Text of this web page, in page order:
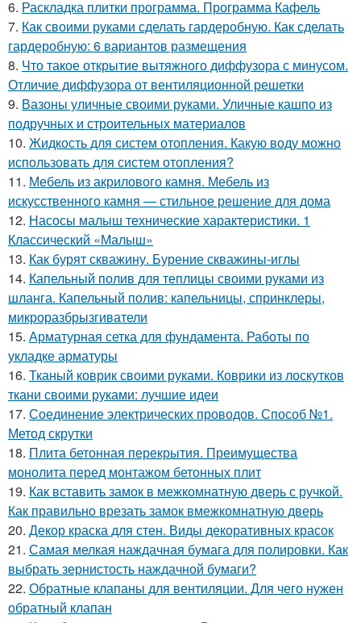
6. Раскладка плитки программа. Программа Кафель
7. Как своими руками сделать гардеробную. Как сделать
гардеробную: 6 вариантов размещения
8. Что такое открытие вытяжного диффузора с минусом.
Отличие диффузора от вентиляционной решетки
9. Вазоны уличные своими руками. Уличные кашпо из
подручных и строительных материалов
10. Жидкость для систем отопления. Какую воду можно
использовать для систем отопления?
11. Мебель из акрилового камня. Мебель из
искусственного камня — стильное решение для дома
12. Насосы малыш технические характеристики. 1
Классический «Малыш»
13. Как бурят скважину. Бурение скважины-иглы
14. Капельный полив для теплицы своими руками из
шланга. Капельный полив: капельницы, спринклеры,
микроразбрызгиватели
15. Арматурная сетка для фундамента. Работы по
укладке арматуры
16. Тканый коврик своими руками. Коврики из лоскутков
ткани своими руками: лучшие идеи
17. Соединение электрических проводов. Способ №1.
Метод скрутки
18. Плита бетонная перекрытия. Преимущества
монолита перед монтажом бетонных плит
19. Как вставить замок в межкомнатную дверь с ручкой.
Как правильно врезать замок вмежкомнатную дверь
20. Декор краска для стен. Виды декоративных красок
21. Самая мелкая наждачная бумага для полировки. Как
выбрать зернистость наждачной бумаги?
22. Обратные клапаны для вентиляции. Для чего нужен
обратный клапан